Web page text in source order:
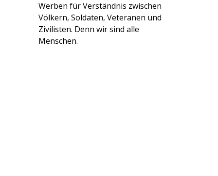
Werben für Verständnis zwischen
Völkern, Soldaten, Veteranen und
Zivilisten. Denn wir sind alle
Menschen.